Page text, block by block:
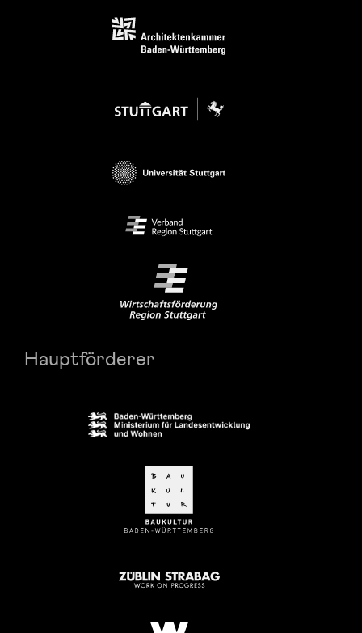
Hauptförderer